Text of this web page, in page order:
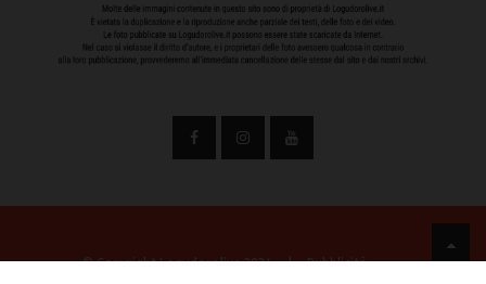
© Copyright Logudorolive 2024 | Pubblicità